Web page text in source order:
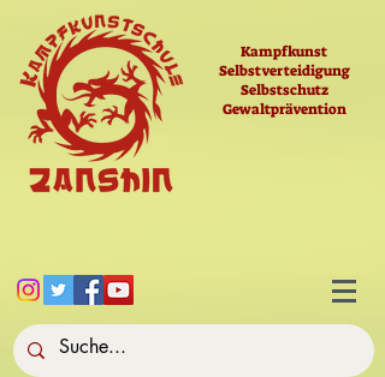
Kampfkunst
Selbstverteidigung
Selbstschutz
Gewaltprävention